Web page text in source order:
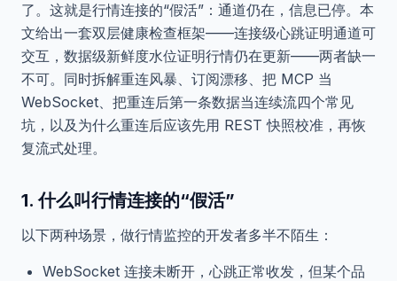
了。这就是行情连接的“假活”：通道仍在，信息已停。本
文给出一套双层健康检查框架——连接级心跳证明通道可
交互，数据级新鲜度水位证明行情仍在更新——两者缺一
不可。同时拆解重连风暴、订阅漂移、把 MCP 当
WebSocket、把重连后第一条数据当连续流四个常见
坑，以及为什么重连后应该先用 REST 快照校准，再恢
复流式处理。
1. 什么叫行情连接的“假活”
以下两种场景，做行情监控的开发者多半不陌生：
WebSocket 连接未断开，心跳正常收发，但某个品